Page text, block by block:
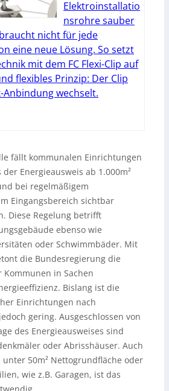
Elektroinstallatio
nsrohre sauber
nicht für jede
eine neue Lösung. So setzt
mit dem FC Flexi-Clip auf
flexibles Prinzip: Der Clip
Anbindung wechselt.
fällt kommunalen Einrichtungen
der Energieausweis ab 1.000m²
bei regelmäßigem
Eingangsbereich sichtbar
Diese Regelung betrifft
ebenso wie
oder Schwimmbäder. Mit
die Bundesregierung die
in Sachen
Bislang ist die
Einrichtungen nach
gering. Ausgeschlossen von
des Energieausweises sind
oder Abrisshäuser. Auch
50m² Nettogrundfläche oder
wie z.B. Garagen, ist das